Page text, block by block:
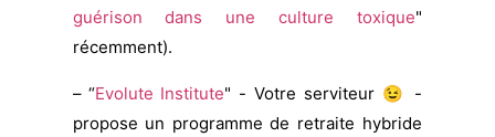
guérison dans une culture toxique"
récemment).
– “Evolute Institute" - Votre serviteur 😉 -
propose un programme de retraite hybride